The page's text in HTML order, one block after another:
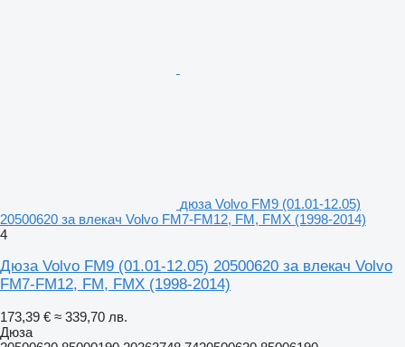
дюза Volvo FM9 (01.01-12.05)
20500620 за влекач Volvo FM7-FM12, FM, FMX (1998-2014)
4
Дюза Volvo FM9 (01.01-12.05) 20500620 за влекач Volvo
FM7-FM12, FM, FMX (1998-2014)
173,39 € ≈ 339,70 лв.
Дюза